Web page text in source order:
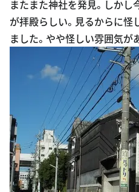
ました。やや怪しい雰囲気が